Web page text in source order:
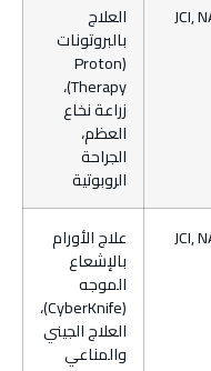
JCI, العلاج
بالبروتونات
(Proton
Therapy)،
زراعة نخاع
العظم،
الجراحة
الروبوتية
JCI, علاج الأورام
بالإشعاع
الموجه
(CyberKnife)،
العلاج الجيني
والمناعي